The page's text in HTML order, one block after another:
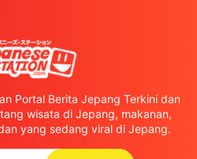
Portal Berita Jepang Terkini dan
wisata di Jepang, makanan,
yang sedang viral di Jepang.